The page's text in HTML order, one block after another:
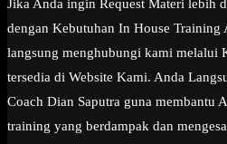
Jika Anda ingin Request Materi lebih
dengan Kebutuhan In House Training
langsung menghubungi kami melalui
tersedia di Website Kami. Anda
Coach Dian Saputra guna membantu
training yang berdampak dan